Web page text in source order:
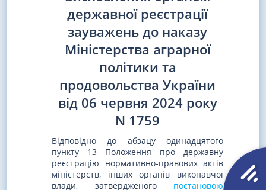
державної реєстрації
зауважень до наказу
Міністерства аграрної
політики та
продовольства України
від 06 червня 2024 року
N 1759
Відповідно до абзацу одинадцятого
пункту 13 Положення про державну
реєстрацію нормативно-правових актів
міністерств, інших органів виконавчої
влади, затвердженого постановою